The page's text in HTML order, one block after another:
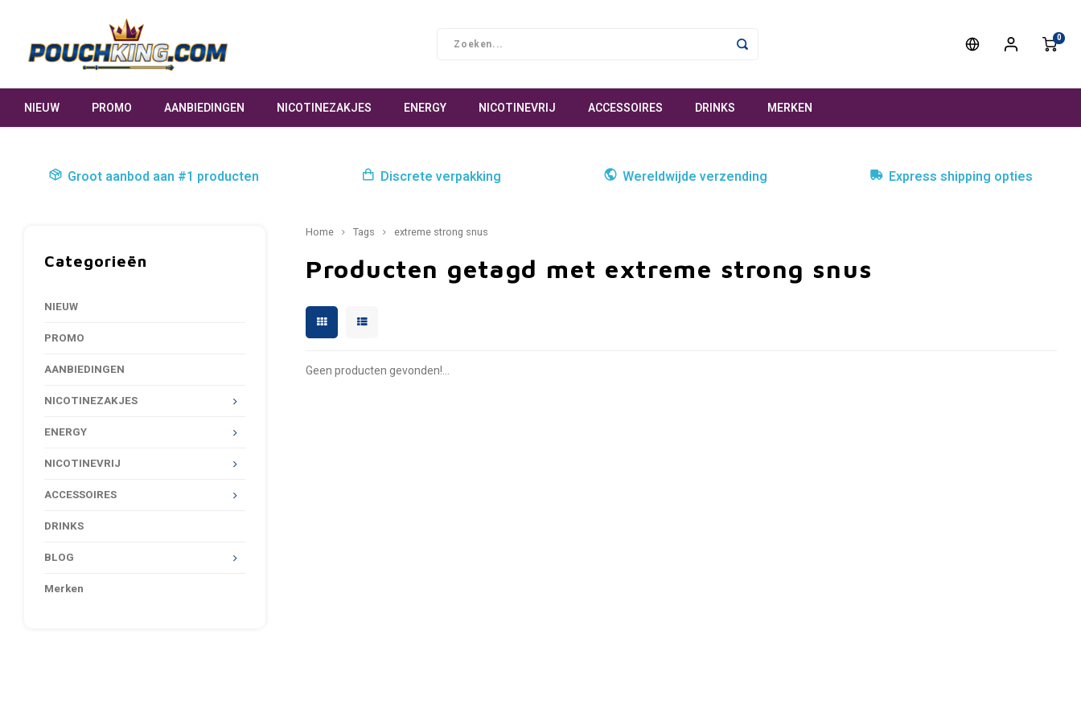
0
NIEUW PROMO AANBIEDINGEN NICOTINEZAKJES ENERGY NICOTINEVRIJ ACCESSOIRES DRINKS MERKEN
Groot aanbod aan #1 producten Discrete verpakking Wereldwijde verzending Express shipping opties
Categorieën
NIEUW
PROMO
AANBIEDINGEN
NICOTINEZAKJES
ENERGY
NICOTINEVRIJ
ACCESSOIRES
DRINKS
BLOG
Merken
Home Tags extreme strong snus
Producten getagd met extreme strong snus
Geen producten gevonden!...